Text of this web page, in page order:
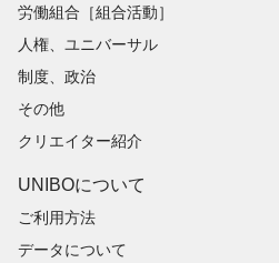
労働組合［組合活動］
人権、ユニバーサル
制度、政治
その他
クリエイター紹介
UNIBOについて
ご利用方法
データについて